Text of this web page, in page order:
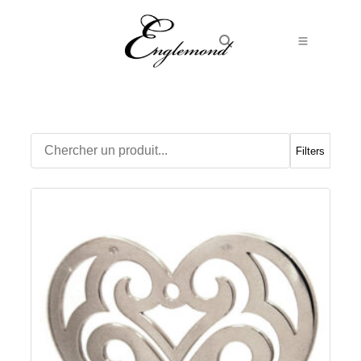
Boucles d’Oreilles
Boutons de manchette
Colliers
Médailles
Pendentifs
Adamas
Filters